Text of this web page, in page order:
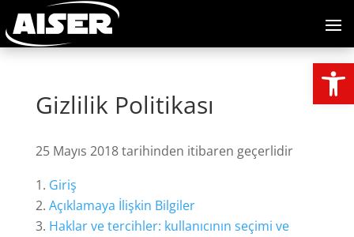
Gizlilik Politikası
25 Mayıs 2018 tarihinden itibaren geçerlidir
Giriş
Açıklamaya İlişkin Bilgiler
Haklar ve tercihler: kullanıcının seçimi ve